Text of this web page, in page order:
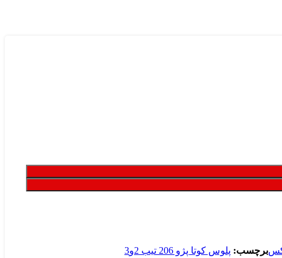
برچسب: پلوس کوتا پژو 206 تیب 2و3